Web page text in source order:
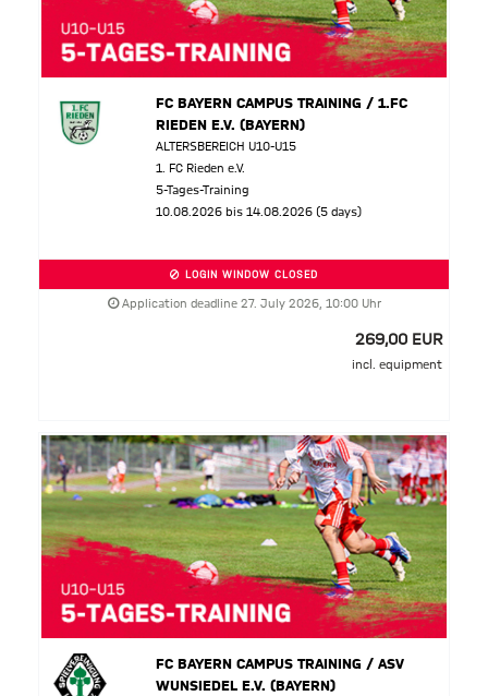
FC BAYERN CAMPUS TRAINING / 1.FC
RIEDEN E.V. (BAYERN)
ALTERSBEREICH U10-U15
1. FC Rieden e.V.
5-Tages-Training
10.08.2026 bis 14.08.2026 (5 days)
LOGIN WINDOW CLOSED
Application deadline 27. July 2026, 10:00 Uhr
269,00 EUR
incl. equipment
FC BAYERN CAMPUS TRAINING / ASV
WUNSIEDEL E.V. (BAYERN)